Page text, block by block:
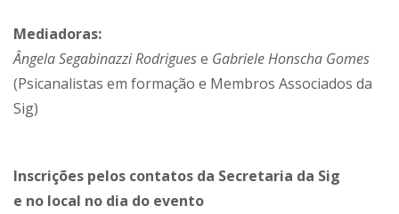
Mediadoras:
Ângela Segabinazzi Rodriguese Gabriele Honscha Gomes
(Psicanalistas em formação e Membros Associados da
Sig)
Inscrições pelos contatos da Secretaria da Sig
e no local no dia do evento